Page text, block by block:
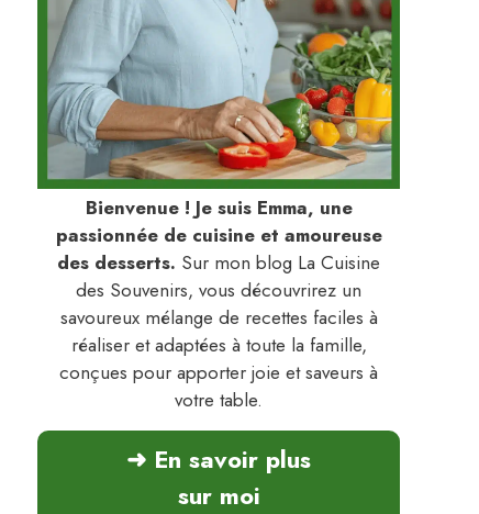
Bienvenue ! Je suis Emma, une
passionnée de cuisine et amoureuse
des desserts. Sur mon blog La Cuisine
des Souvenirs, vous découvrirez un
savoureux mélange de recettes faciles à
réaliser et adaptées à toute la famille,
conçues pour apporter joie et saveurs à
votre table.
➜ En savoir plus
sur moi